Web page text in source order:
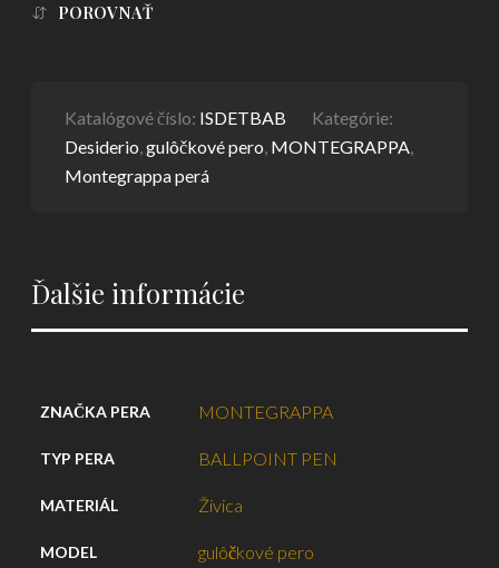
POROVNAŤ
Katalógové číslo: ISDETBAB
Kategórie:
Desiderio ,gulôčkové pero MONTEGRAPPA
Montegrappa perá
Ďalšie informácie
ZNAČKA PERA MONTEGRAPPA
TYP PERA BALLPOINT PEN
MATERIÁL Živica
MODEL gulôčkové pero